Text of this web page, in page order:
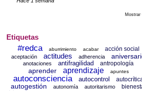
Mostrar
Etiquetas
#redca aburrimiento acabar acción social
aceptación actitudes adherencia
anotaciones antifragilidad antropología
aprender aprendizaje apuntes
autoconsciencia autocontrol
autogestión autonomía autoritarismo